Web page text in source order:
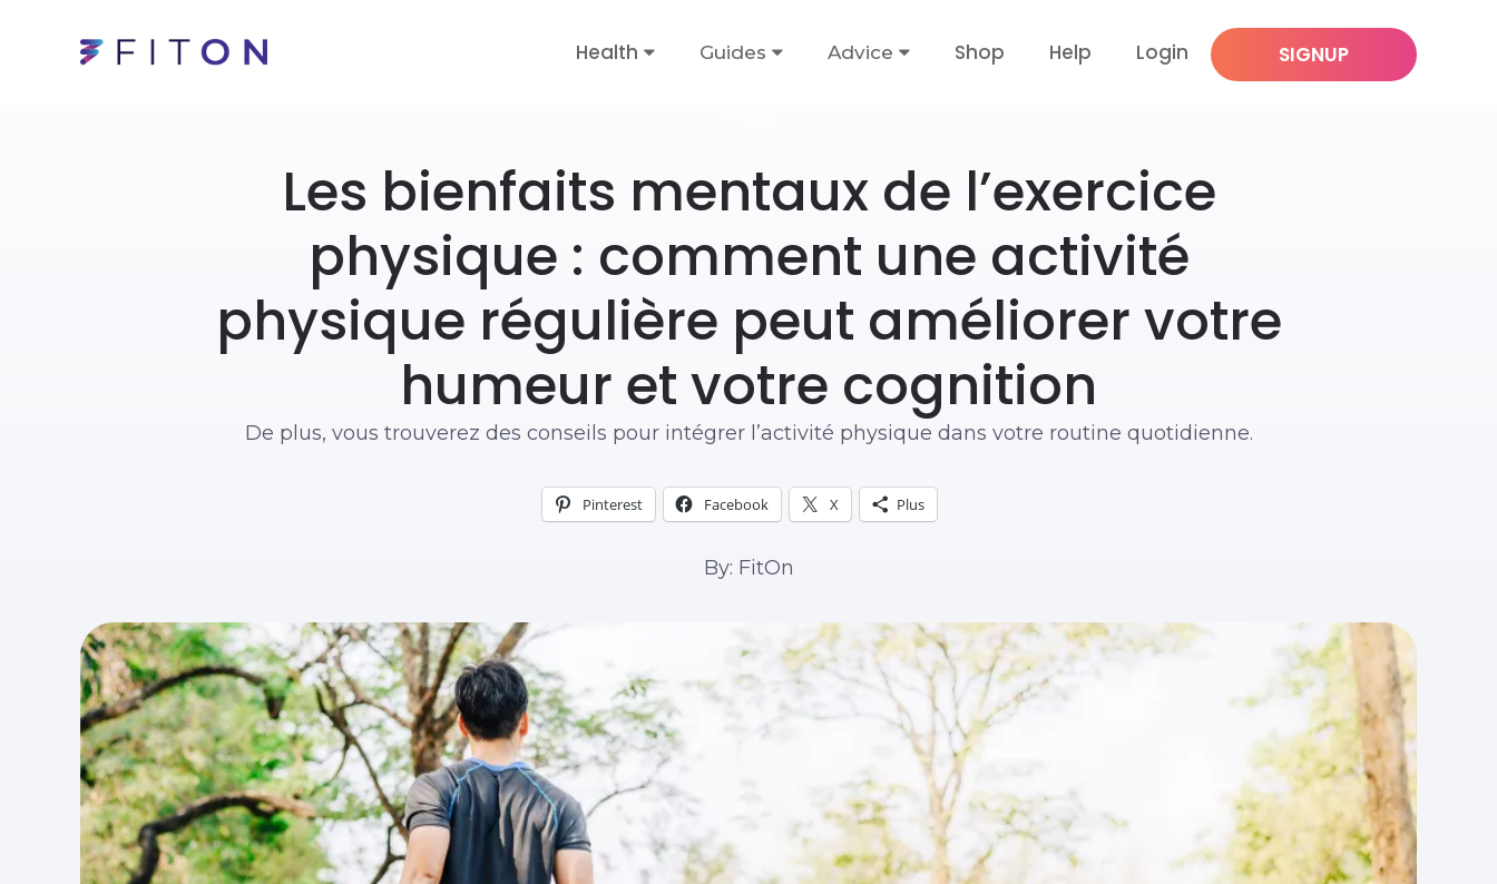
Health Guides Advice Shop Help Login SIGNUP
Les bienfaits mentaux de l’exercice
physique : comment une activité
physique régulière peut améliorer votre
humeur et votre cognition
De plus, vous trouverez des conseils pour intégrer l’activité physique dans votre routine quotidienne.
Pinterest Facebook X Plus
By: FitOn